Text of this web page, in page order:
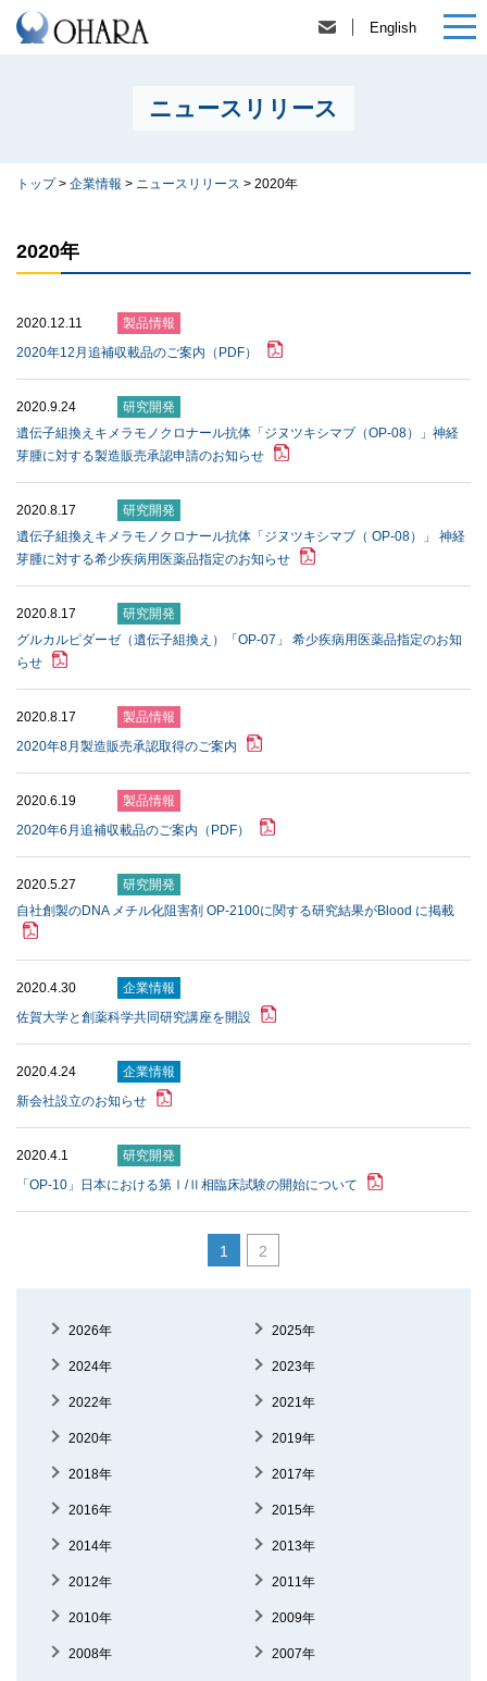
English
ニュースリリース
トップ> 企業情報 > ニュースリリース > 2020年
2020年
2020.12.11
製品情報
2020年12月追補収載品のご案内（PDF）
2020.9.24
研究開発
遺伝⼦組換えキメラモノクロナール抗体「ジヌツキシマブ（OP-08）」神経
芽腫に対する製造販売承認申請のお知らせ
2020.8.17
研究開発
遺伝子組換えキメラモノクロナール抗体「ジヌツキシマブ（ OP-08）」 神経
芽腫に対する希少疾病用医薬品指定のお知らせ
2020.8.17
研究開発
グルカルピダーゼ（遺伝子組換え）「OP-07」 希少疾病用医薬品指定のお知
らせ
2020.8.17
製品情報
2020年8月製造販売承認取得のご案内
2020.6.19
製品情報
2020年6月追補収載品のご案内（PDF）
2020.5.27
研究開発
⾃社創製のDNA メチル化阻害剤 OP-2100に関する研究結果がBlood に掲載
2020.4.30
企業情報
佐賀大学と創薬科学共同研究講座を開設
2020.4.24
企業情報
新会社設立のお知らせ
2020.4.1
研究開発
「OP-10」⽇本における第Ⅰ/Ⅱ相臨床試験の開始について
1 2
2026年 2025年
2024年 2023年
2022年 2021年
2020年 2019年
2018年 2017年
2016年 2015年
2014年 2013年
2012年 2011年
2010年 2009年
2008年 2007年